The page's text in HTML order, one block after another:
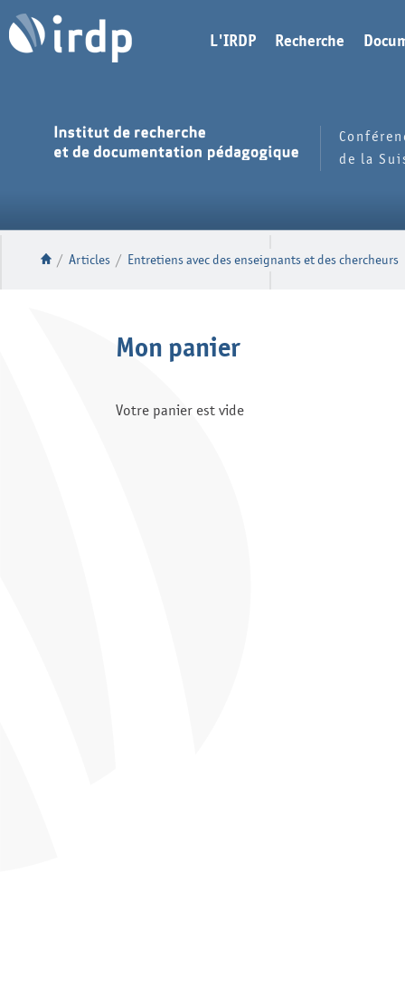
L'IRDP Recherche
de la
/ Articles / Entretiens avec des enseignants et des chercheurs
Mon panier
Votre panier est vide